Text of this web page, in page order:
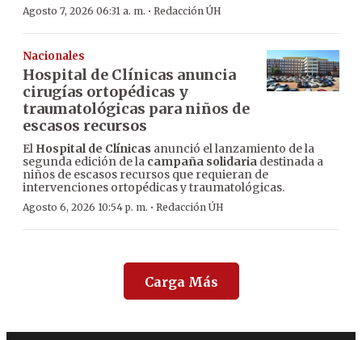
Agosto 7, 2026 06:31 a. m. · Redacción ÚH
Nacionales
Hospital de Clínicas anuncia
cirugías ortopédicas y
traumatológicas para niños de
escasos recursos
El Hospital de Clínicas anunció el lanzamiento de la
segunda edición de la campaña solidaria destinada a
niños de escasos recursos que requieran de
intervenciones ortopédicas y traumatológicas.
Agosto 6, 2026 10:54 p. m. · Redacción ÚH
Carga Más